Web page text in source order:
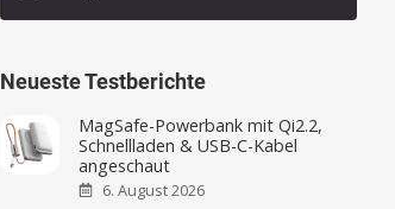
Neueste Testberichte
MagSafe-Powerbank mit Qi2.2,
Schnellladen & USB-C-Kabel
angeschaut
6. August 2026